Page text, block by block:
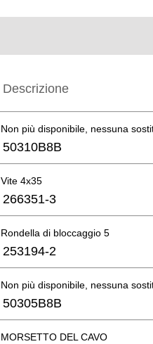
Descrizione
Non più disponibile, nessuna
50310B8B
Vite 4x35
266351-3
Rondella di bloccaggio 5
253194-2
Non più disponibile, nessuna
50305B8B
MORSETTO DEL CAVO